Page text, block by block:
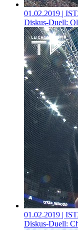
01.02.2019 |
Diskus-Duell:
01.02.2019 |
Diskus-Duell: